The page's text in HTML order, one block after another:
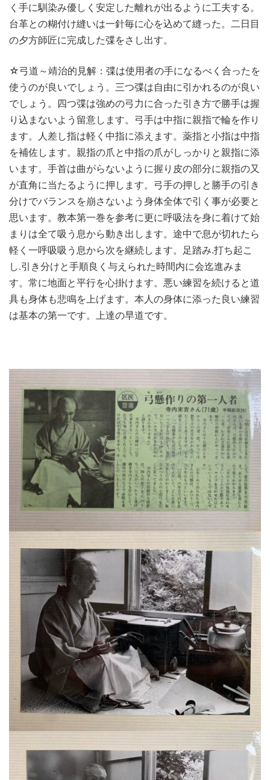
く手に馴染み優しく安定した離れが出るように工夫する。
台革との糊付け縫いは一針毎に心を込めて縫った。二日目
の夕方師匠に完成した弽をさし出す。
☆弓道～靖治的見解：弽は使用者の手になるべく合ったを
使うのが良いでしょう。三つ弽は自由に引かれるのが良い
でしょう。四つ弽は強めの弓力に合った引き方で勝手は握
り込まないよう留意します。弓手は中指に親指で輪を作り
ます。人差し指は軽く中指に添えます。薬指と小指は中指
を補佐します。親指の爪と中指の爪がしっかりと親指に添
います。手首は曲がらないように握り皮の部分に親指の又
が直角に当たるように押します。弓手の押しと勝手の引き
分けでバランスを崩さないよう身体全体で引く事が必要と
思います。教本第一巻を参考に更に呼吸法を身に着けて始
まりは全て吸う息から動き出します。途中で息が切れたら
軽く一呼吸吸う息から次を継続します。足踏み.打ち起こ
し.引き分けと手順良く与えられた時間内に会迄進みま
す。常に地面と平行を心掛けます。悪い練習を続けると道
具も身体も悲鳴を上げます。本人の身体に添った良い練習
は基本の第一です。上達の早道です。